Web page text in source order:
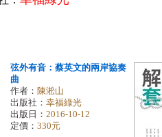
弦外有音：蔡英文的兩岸協奏
曲
作者： 陳淞山
出版社： 幸福綠光
出版日： 2016-10-12
定價： 330元